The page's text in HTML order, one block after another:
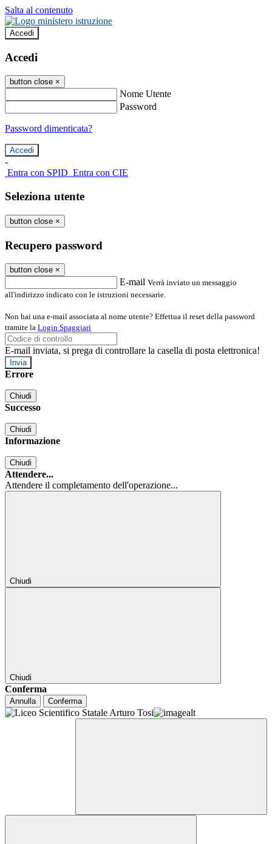
Salta al contenuto
Accedi
Accedi
button close ×
Nome Utente
Password
Password dimenticata?
-
Entra con SPID Entra con CIE
Seleziona utente
button close ×
Recupero password
button close ×
E-mail Verrà inviato un messaggio
all'indirizzo indicato con le istruzioni necessarie.
Non hai una e-mail associata al nome utente? Effettua il reset della password
tramite la Login Spaggiari
E-mail inviata, si prega di controllare la casella di posta elettronica!
Errore
Chiudi
Successo
Chiudi
Informazione
Chiudi
Attendere...
Attendere il completamento dell'operazione...
Chiudi
Chiudi
Conferma
Annulla Conferma